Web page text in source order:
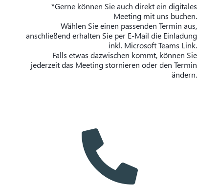
*Gerne können Sie auch direkt ein digitales
Meeting mit uns buchen.
Wählen Sie einen passenden Termin aus,
anschließend erhalten Sie per E-Mail die Einladung
inkl. Microsoft Teams Link.
Falls etwas dazwischen kommt, können Sie
jederzeit das Meeting stornieren oder den Termin
ändern.
